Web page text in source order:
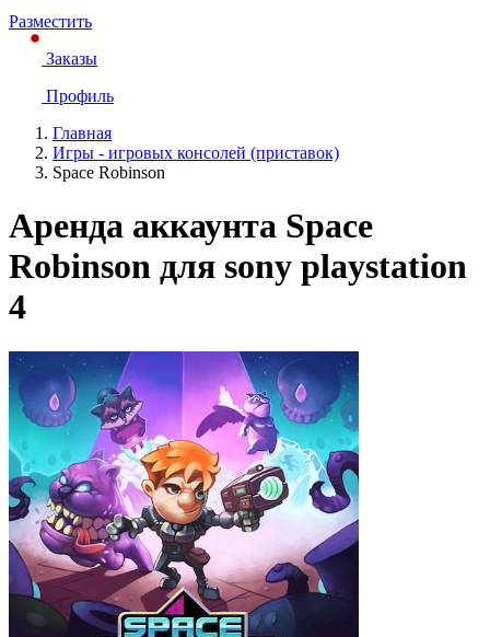
Разместить
Заказы
Профиль
Главная
Игры - игровых консолей (приставок)
Space Robinson
Аренда аккаунта Space
Robinson для sony playstation
4